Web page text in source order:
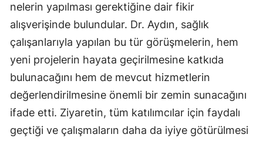
Tokat
Trabzon
Tunceli
Şanlıurfa
Uşak
Van
nelerin yapılması gerektiğine dair fikir
alışverişinde bulundular. Dr. Aydın, sağlık
çalışanlarıyla yapılan bu tür görüşmelerin, hem
yeni projelerin hayata geçirilmesine katkıda
bulunacağını hem de mevcut hizmetlerin
değerlendirilmesine önemli bir zemin sunacağını
ifade etti. Ziyaretin, tüm katılımcılar için faydalı
geçtiği ve çalışmaların daha da iyiye götürülmesi